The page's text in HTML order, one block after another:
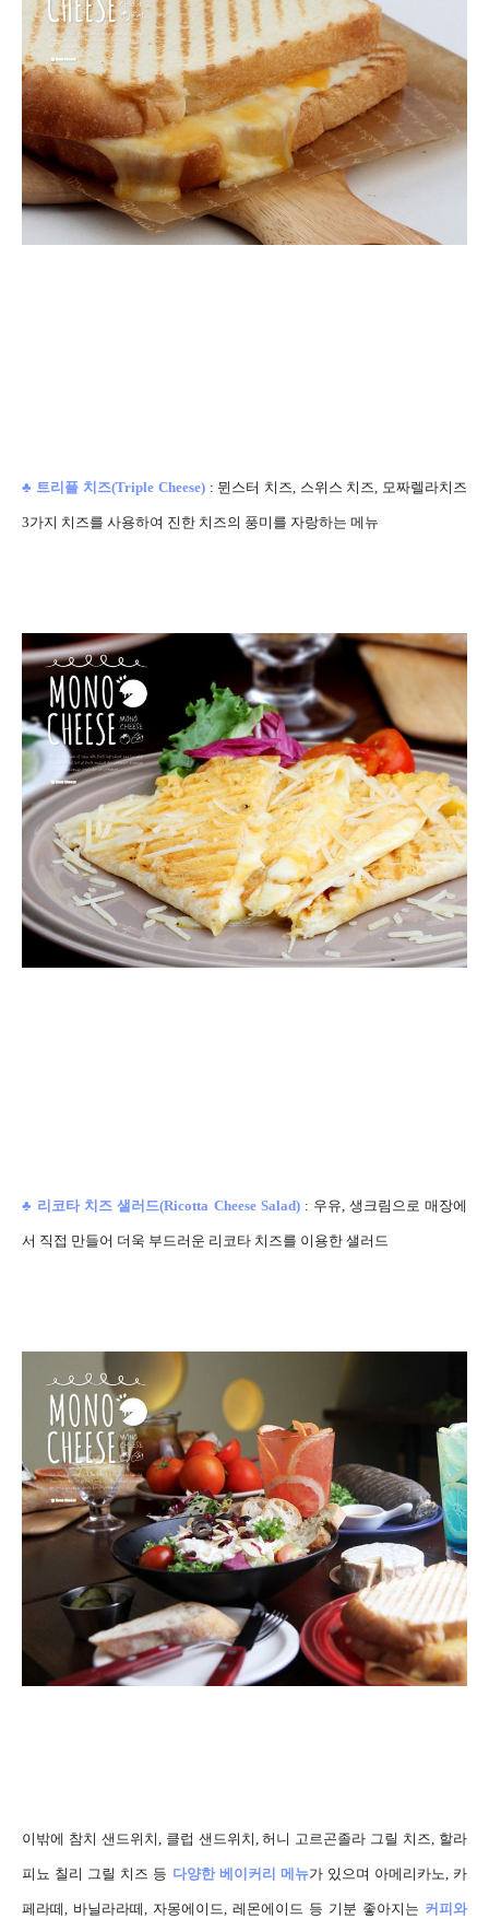
♣ 트리플 치즈(Triple Cheese): 뮌스터 치즈, 스위스 치즈, 모짜렐라치즈
3가지 치즈를 사용하여 진한 치즈의 풍미를 자랑하는 메뉴
♣ 리코타 치즈 샐러드(Ricotta Cheese Salad): 우유, 생크림으로 매장에
서 직접 만들어 더욱 부드러운 리코타 치즈를 이용한 샐러드
이밖에 참치 샌드위치, 클럽 샌드위치, 허니 고르곤졸라 그릴 치즈, 할라
피뇨 칠리 그릴 치즈 등 다양한 베이커리 메뉴가 있으며 아메리카노, 카
페라떼, 바닐라라떼, 자몽에이드, 레몬에이드 등 기분 좋아지는 커피와